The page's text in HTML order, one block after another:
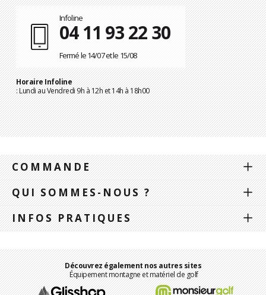
Infoline
04 11 93 22 30
Fermé le 14/07 et le 15/08
Horaire Infoline
: Lundi au Vendredi 9h à 12h et 14h à 18h00
COMMANDE
QUI SOMMES-NOUS ?
INFOS PRATIQUES
Découvrez également nos autres sites
Équipement montagne et matériel de golf